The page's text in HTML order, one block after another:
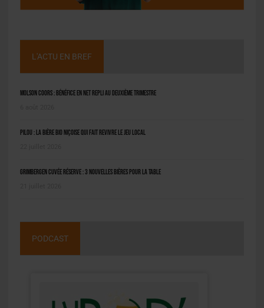
L'ACTU EN BREF
Molson Coors : bénéfice en net repli au deuxième trimestre
Pilou : la bière bio niçoise qui fait revivre le jeu local
Grimbergen Cuvée Réserve : 3 nouvelles bières pour la table
PODCAST